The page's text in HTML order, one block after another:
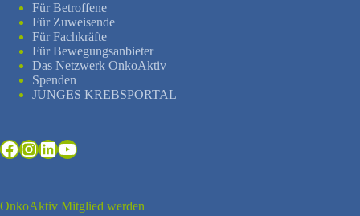
Für Betroffene
Für Zuweisende
Für Fachkräfte
Für Bewegungsanbieter
Das Netzwerk OnkoAktiv
Spenden
JUNGES KREBSPORTAL
Facebook
Instagram
LinkedIn
YouTube
OnkoAktiv Mitglied werden